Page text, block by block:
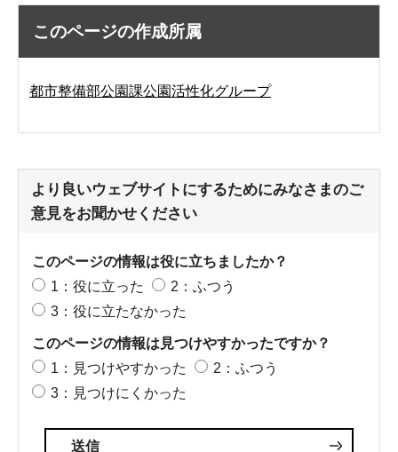
このページの作成所属
都市整備部公園課公園活性化グループ
より良いウェブサイトにするためにみなさまのご
意見をお聞かせください
このページの情報は役に立ちましたか？
1：役に立った
2：ふつう
3：役に立たなかった
このページの情報は見つけやすかったですか？
1：見つけやすかった
2：ふつう
3：見つけにくかった